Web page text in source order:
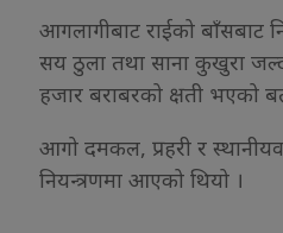
आगलागीबाट राईको बाँसबाट
सय ठुला तथा साना कुखुरा
हजार बराबरको क्षती भएको
आगो दमकल, प्रहरी र
नियन्त्रणमा आएको थियो ।